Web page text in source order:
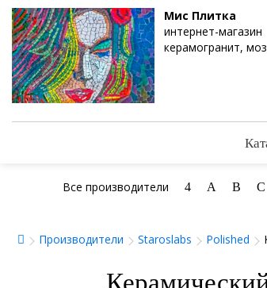
Мис Плитка
интернет-магазин
керамогранит,
Все производители 4 A B C
Производители Staroslabs Polished